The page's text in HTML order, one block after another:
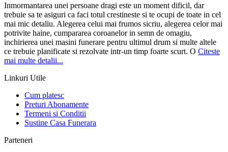
Inmormantarea unei persoane dragi este un moment dificil, dar
trebuie sa te asiguri ca faci totul crestineste si te ocupi de toate in cel
mai mic detaliu. Alegerea celui mai frumos sicriu, alegerea celor mai
potrivite haine, cumpararea coroanelor in semn de omagiu,
inchirierea unei masini funerare pentru ultimul drum si multe altele
ce trebuie planificate si rezolvate intr-un timp foarte scurt. O Citeste
mai multe detalii...
Linkuri Utile
Cum platesc
Preturi Abonamente
Termeni si Conditii
Sustine Casa Funerara
Parteneri